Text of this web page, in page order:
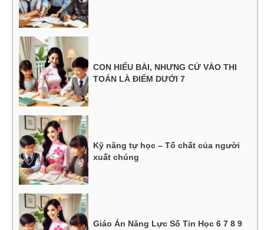
CON HIỂU BÀI, NHƯNG CỨ VÀO THI
TOÁN LÀ ĐIỂM DƯỚI 7
Kỹ năng tự học – Tố chất của người
xuất chúng
Giáo Án Năng Lực Số Tin Học 6 7 8 9